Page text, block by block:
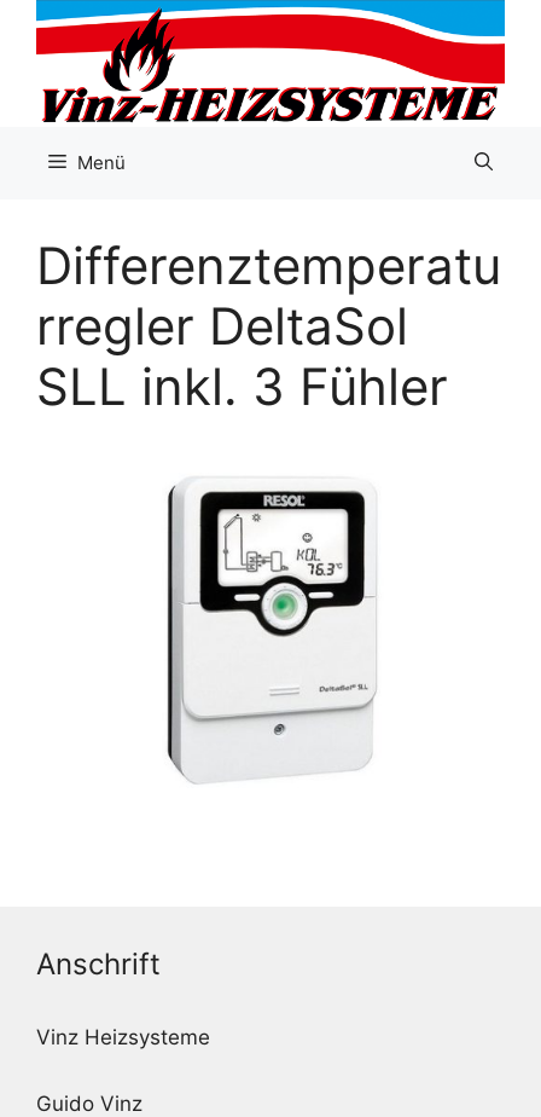
Menü
Differenztemperatu
rregler DeltaSol
SLL inkl. 3 Fühler
Anschrift
Vinz Heizsysteme
Guido Vinz